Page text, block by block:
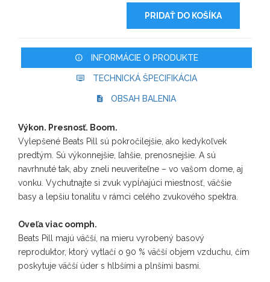
PRIDAŤ DO KOŠÍKA
INFORMÁCIE O PRODUKTE
TECHNICKÁ ŠPECIFIKÁCIA
OBSAH BALENIA
Výkon. Presnosť. Boom.
Vylepšené Beats Pill sú pokročilejšie, ako kedykoľvek
predtým. Sú výkonnejšie, ľahšie, prenosnejšie. A sú
navrhnuté tak, aby zneli neuveriteľne – vo vašom dome, aj
vonku. Vychutnajte si zvuk vypĺňajúci miestnosť, väčšie
basy a lepšiu tonalitu v rámci celého zvukového spektra.
Oveľa viac oomph.
Beats Pill majú väčší, na mieru vyrobený basový
reproduktor, ktorý vytlačí o 90 % väčší objem vzduchu, čím
poskytuje väčší úder s hlbšími a plnšími basmi.